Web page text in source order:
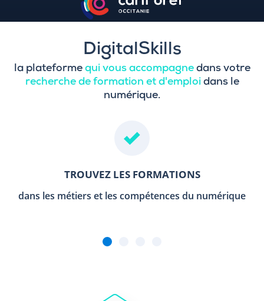
DigitalSkills
la plateforme qui vous accompagnedans votre
recherche de formation et d'emploi dans le
numérique.
TROUVEZ LES FORMATIONS
dans les métiers et les compétences du numérique